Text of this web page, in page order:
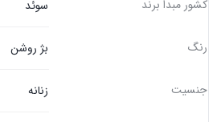
کشور مبدا برند سوئد
رنگ بژ روشن
جنسیت زنانه